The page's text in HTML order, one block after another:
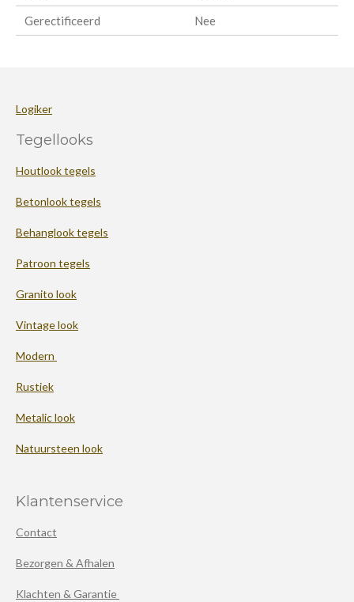
Gerectificeerd Nee
Logiker
Tegellooks
Houtlook tegels
Betonlook tegels
Behanglook tegels
Patroon tegels
Granito look
Vintage look
Modern
Rustiek
Metalic look
Natuursteen look
Klantenservice
Contact
Bezorgen & Afhalen
Klachten & Garantie